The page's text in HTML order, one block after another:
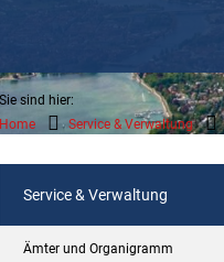
Sie sind hier:
Home
Service & Verwaltung
Service & Verwaltung
Ämter und Organigramm